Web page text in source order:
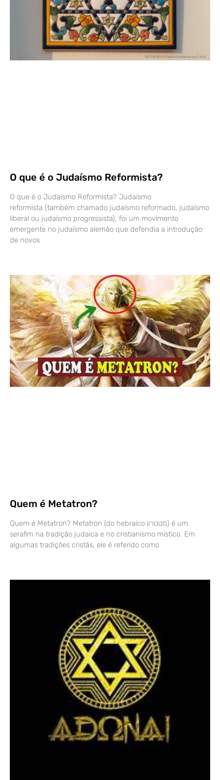
O que é o Judaísmo Reformista?
O que é o Judaísmo Reformista? Judaísmo
reformista (também chamado judaísmo reformado, judaísmo
liberal ou judaísmo progressista), foi um movimento
emergente no judaísmo alemão que defendia a introdução
de novos
Quem é Metatron?
Quem é Metatron? Metatron (do hebraico מטטרון) é um
serafim na tradição judaica e no cristianismo místico. Em
algumas tradições cristãs, ele é referido como